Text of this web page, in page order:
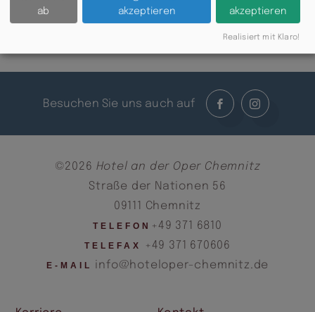
Besuchen Sie uns auch auf
©2026 Hotel an der Oper Chemnitz
Straße der Nationen 56
09111 Chemnitz
TELEFON +49 371 6810
TELEFAX +49 371 670606
E-MAIL info@hoteloper-chemnitz.de
ab
akzeptieren
akzeptieren
Realisiert mit Klaro!